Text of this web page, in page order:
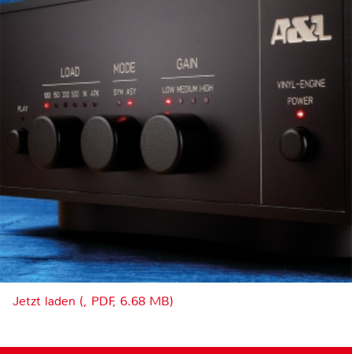
Jetzt laden (, PDF, 6.68 MB)